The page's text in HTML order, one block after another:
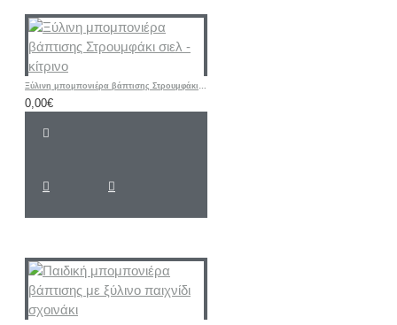
Ξύλινη μπομπονιέρα βάπτισης Στρουμφάκι σιελ - κίτρινο
0,00€